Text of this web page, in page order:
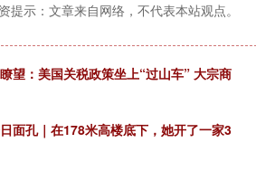
提示：文章来自网络，不代表本站观点。
望：美国关税政策坐上“过山车” 大宗商
面孔｜在178米高楼底下，她开了一家3